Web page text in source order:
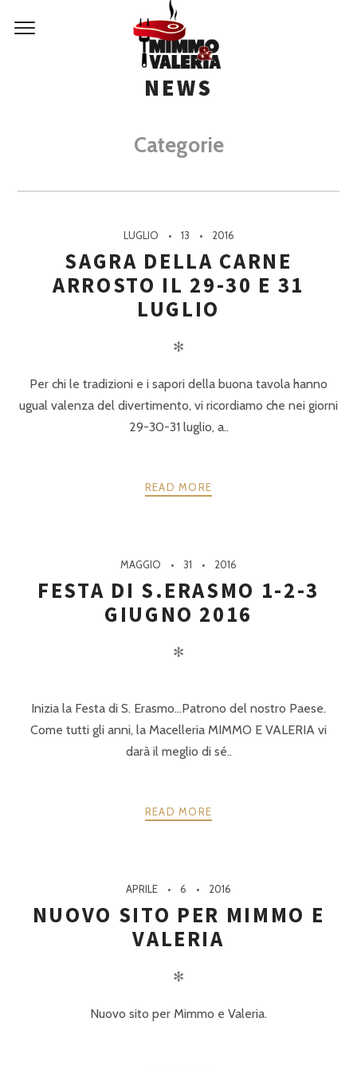
NEWS
Categorie
LUGLIO 13 2016
SAGRA DELLA CARNE
ARROSTO IL 29-30 E 31
LUGLIO
✻
Per chi le tradizioni e i sapori della buona tavola hanno
ugual valenza del divertimento, vi ricordiamo che nei giorni
29-30-31 luglio, a..
READ MORE
MAGGIO 31 2016
FESTA DI S.ERASMO 1-2-3
GIUGNO 2016
✻
Inizia la Festa di S. Erasmo…Patrono del nostro Paese.
Come tutti gli anni, la Macelleria MIMMO E VALERIA vi
darà il meglio di sé..
READ MORE
APRILE 6 2016
NUOVO SITO PER MIMMO E
VALERIA
✻
Nuovo sito per Mimmo e Valeria.